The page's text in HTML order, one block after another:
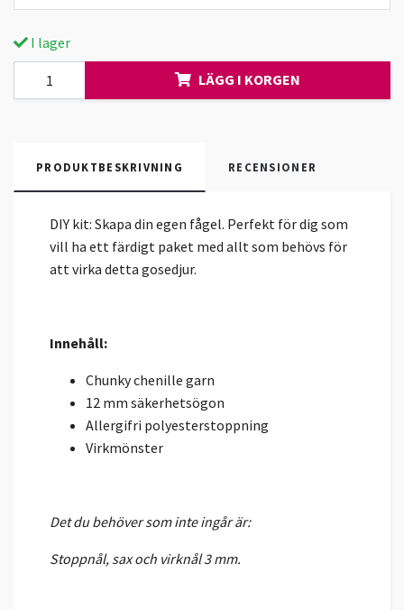
I lager
LÄGG I KORGEN
PRODUKTBESKRIVNING RECENSIONER
DIY kit: Skapa din egen fågel. Perfekt för dig som
vill ha ett färdigt paket med allt som behövs för
att virka detta gosedjur.
Innehåll:
Chunky chenille garn
12 mm säkerhetsögon
Allergifri polyesterstoppning
Virkmönster
Det du behöver som inte ingår är:
Stoppnål, sax och virknål 3 mm.